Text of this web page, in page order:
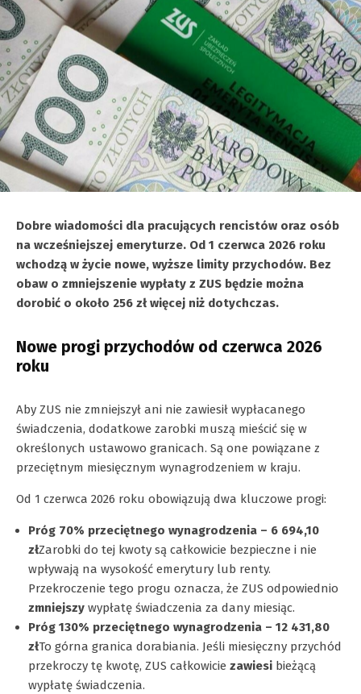
Dobre wiadomości dla pracujących rencistów oraz osób
na wcześniejszej emeryturze. Od 1 czerwca 2026 roku
wchodzą w życie nowe, wyższe limity przychodów. Bez
obaw o zmniejszenie wypłaty z ZUS będzie można
dorobić o około 256 zł więcej niż dotychczas.
Nowe progi przychodów od czerwca 2026
roku
Aby ZUS nie zmniejszył ani nie zawiesił wypłacanego
świadczenia, dodatkowe zarobki muszą mieścić się w
określonych ustawowo granicach. Są one powiązane z
przeciętnym miesięcznym wynagrodzeniem w kraju.
Od 1 czerwca 2026 roku obowiązują dwa kluczowe progi:
Próg 70% przeciętnego wynagrodzenia – 6 694,10
złZarobki do tej kwoty są całkowicie bezpieczne i nie
wpływają na wysokość emerytury lub renty.
Przekroczenie tego progu oznacza, że ZUS odpowiednio
zmniejszy wypłatę świadczenia za dany miesiąc.
Próg 130% przeciętnego wynagrodzenia – 12 431,80
złTo górna granica dorabiania. Jeśli miesięczny przychód
przekroczy tę kwotę, ZUS całkowicie zawiesi bieżącą
wypłatę świadczenia.